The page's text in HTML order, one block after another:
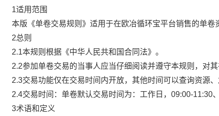
1适用范围
本版《单卷交易规则》适用于在欧冶循环宝平台销售的单卷
2总则
2.1本规则根据《中华人民共和国合同法》。
2.2参加单卷交易的当事人应当仔细阅读并遵守本规则，对
2.3交易功能仅在交易时间内开放，其他时间可以查询资源
2.4交易时间：单卷默认交易时间为：工作日，09:00-11:30
3术语和定义